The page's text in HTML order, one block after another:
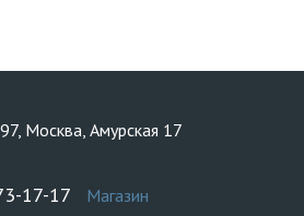
Москва, Амурская 17
17-17 Магазин